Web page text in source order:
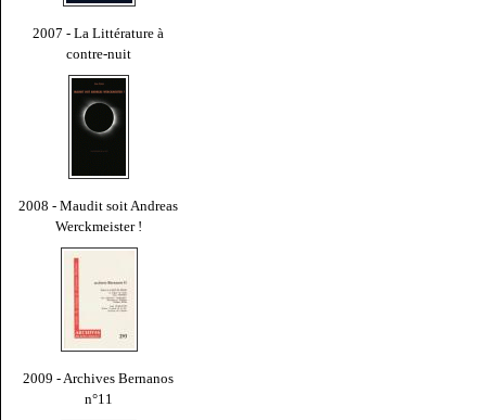
2007 - La Littérature à
contre-nuit
2008 - Maudit soit Andreas
Werckmeister !
2009 - Archives Bernanos
n°11